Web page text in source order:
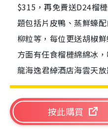
$315，再免費送D24榴
題包括片皮鴨、蒸鮮蠔
柳粒等，每位更送胡椒
方面有任食榴槤綿綿冰
龍海逸君綽酒店海雲天
按此購買